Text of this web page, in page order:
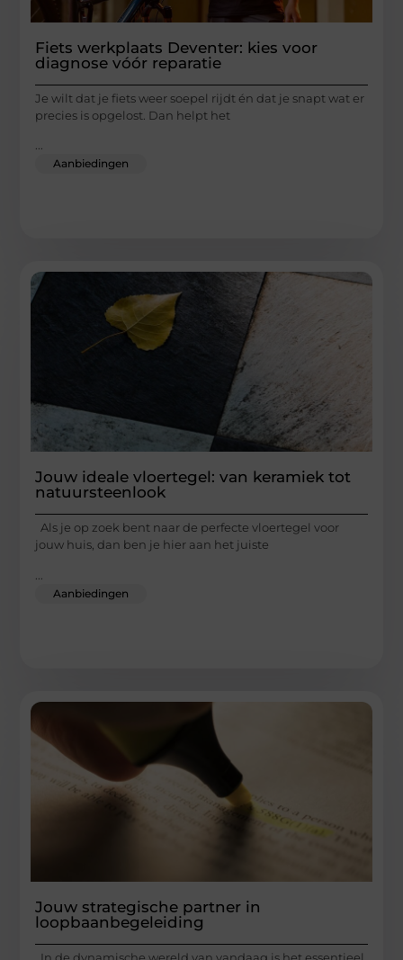
Fiets werkplaats Deventer: kies voor
diagnose vóór reparatie
Je wilt dat je fiets weer soepel rijdt én dat je snapt wat er
precies is opgelost. Dan helpt het
Aanbiedingen
Jouw ideale vloertegel: van keramiek tot
natuursteenlook
Als je op zoek bent naar de perfecte vloertegel voor
jouw huis, dan ben je hier aan het juiste
Aanbiedingen
Jouw strategische partner in
loopbaanbegeleiding
In de dynamische wereld van vandaag is het essentieel